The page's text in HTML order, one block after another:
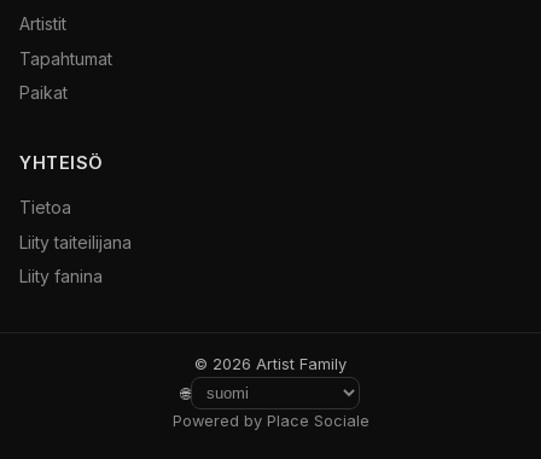
Artistit
Tapahtumat
Paikat
YHTEISÖ
Tietoa
Liity taiteilijana
Liity fanina
© 2026 Artist Family
🌐
Powered by Place Sociale